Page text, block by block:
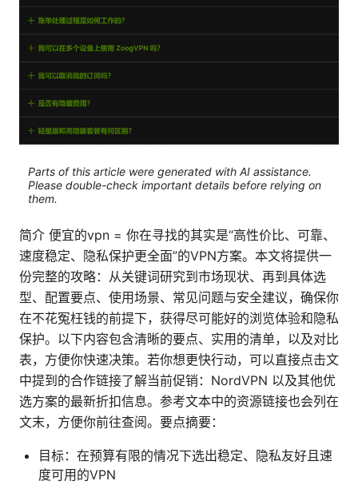
Parts of this article were generated with AI assistance.
Please double-check important details before relying on
them.
简介 便宜的vpn = 你在寻找的其实是“高性价比、可靠、
速度稳定、隐私保护更全面”的VPN方案。本文将提供一
份完整的攻略：从关键词研究到市场现状、再到具体选
型、配置要点、使用场景、常见问题与安全建议，确保你
在不花冤枉钱的前提下，获得尽可能好的浏览体验和隐私
保护。以下内容包含清晰的要点、实用的清单，以及对比
表，方便你快速决策。若你想更快行动，可以直接点击文
中提到的合作链接了解当前促销：NordVPN 以及其他优
选方案的最新折扣信息。参考文本中的资源链接也会列在
文末，方便你前往查阅。要点摘要：
目标：在预算有限的情况下选出稳定、隐私友好且速
度可用的VPN